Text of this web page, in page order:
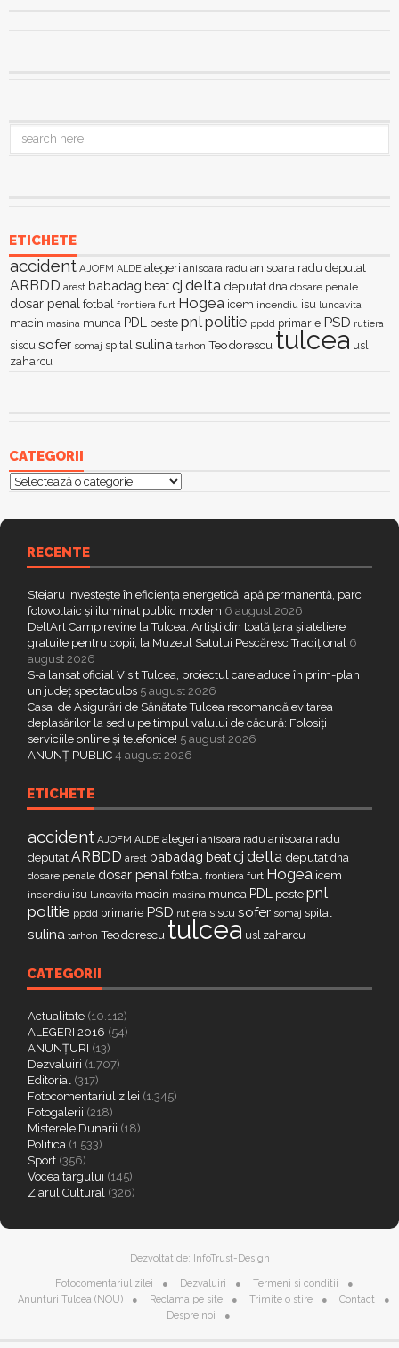
ETICHETE
accident AJOFM ALDE alegeri anisoara radu anisoara radu deputat
ARBDD arest babadag beatcj delta deputat dna dosare penale
dosar penal fotbal frontiera furt Hogea icem incendiu isu luncavita
macin masina munca PDL peste pnl politie ppdd primarie PSD rutiera
siscu sofer somaj spital sulina tarhon Teodorescu tulcea usl
zaharcu
CATEGORII
Categorii
RECENTE
Stejaru investește în eficiența energetică: apă permanentă, parc
fotovoltaic și iluminat public modern 6 august 2026
DeltArt Camp revine la Tulcea. Artiști din toată țara și ateliere
gratuite pentru copii, la Muzeul Satului Pescăresc Tradițional 6
august 2026
S-a lansat oficial Visit Tulcea, proiectul care aduce în prim-plan
un județ spectaculos 5 august 2026
Casa de Asigurări de Sănătate Tulcea recomandă evitarea
deplasărilor la sediu pe timpul valului de cădură: Folosiți
serviciile online și telefonice! 5 august 2026
ANUNȚ PUBLIC 4 august 2026
ETICHETE
accident AJOFM ALDE alegeri anisoara radu anisoara radu
deputat ARBDD arest babadag beatcj delta deputat dna
dosare penale dosar penal fotbal frontiera furt Hogea icem
incendiu isu luncavita macin masina munca PDL peste pnl
politie ppdd primarie PSD rutiera siscu sofer somaj spital
sulina tarhon Teodorescu tulcea usl zaharcu
CATEGORII
Actualitate (10.112)
ALEGERI 2016 (54)
ANUNȚURI (13)
Dezvaluiri (1.707)
Editorial (317)
Fotocomentariul zilei (1.345)
Fotogalerii (218)
Misterele Dunarii (18)
Politica (1.533)
Sport (356)
Vocea targului (145)
Ziarul Cultural (326)
Dezvoltat de: InfoTrust-Design
Fotocomentariul zilei Dezvaluiri
Termeni si conditii
Anunturi Tulcea (NOU)
Reclama pe site Trimite o stire
Contact
Despre noi